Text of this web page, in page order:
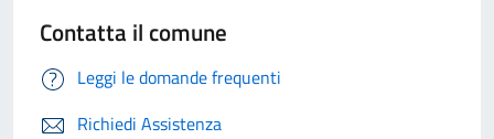
Contatta il comune
Leggi le domande frequenti
Richiedi Assistenza